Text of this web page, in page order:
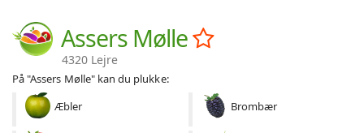
Assers Mølle
4320 Lejre
På "Assers Mølle" kan du plukke:
Æbler
Brombær